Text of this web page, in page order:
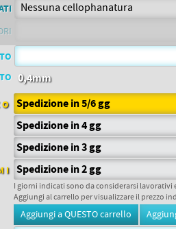
0,4mm
Spedizione in 5/6 gg
Spedizione in 4 gg
Spedizione in 3 gg
Spedizione in 2 gg
I giorni indicati sono da considerarsi
Aggiungi al carrello per visualizzare il prezzo